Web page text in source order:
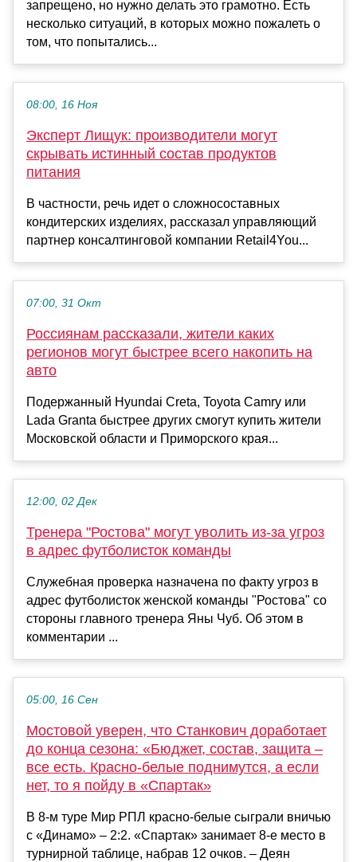
запрещено, но нужно делать это грамотно. Есть
несколько ситуаций, в которых можно пожалеть о
том, что попытались...
08:00, 16 Ноя
Эксперт Лищук: производители могут
скрывать истинный состав продуктов
питания
В частности, речь идет о сложносоставных
кондитерских изделиях, рассказал управляющий
партнер консалтинговой компании Retail4You...
07:00, 31 Окт
Россиянам рассказали, жители каких
регионов могут быстрее всего накопить на
авто
Подержанный Hyundai Creta, Toyota Camry или
Lada Granta быстрее других смогут купить жители
Московской области и Приморского края...
12:00, 02 Дек
Тренера "Ростова" могут уволить из-за угроз
в адрес футболисток команды
Служебная проверка назначена по факту угроз в
адрес футболисток женской команды "Ростова" со
стороны главного тренера Яны Чуб. Об этом в
комментарии ...
05:00, 16 Сен
Мостовой уверен, что Станкович доработает
до конца сезона: «Бюджет, состав, защита –
все есть. Красно‑белые поднимутся, а если
нет, то я пойду в «Спартак»
В 8-м туре Мир РПЛ красно-белые сыграли вничью
с «Динамо» – 2:2. «Спартак» занимает 8-е место в
турнирной таблице, набрав 12 очков. – Деян